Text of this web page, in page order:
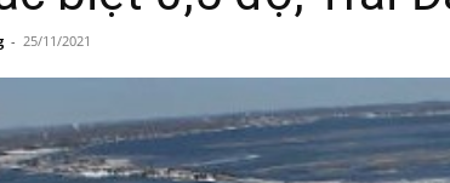
- 25/11/2021